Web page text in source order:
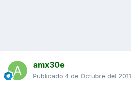
amx30e
Publicado 4 de Octubre del 2011